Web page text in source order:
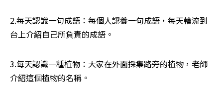
2.每天認識一句成語：每個人認養一句成語，每天輪流到
台上介紹自己所負責的成語。
3.每天認識一種植物：大家在外面採集路旁的植物，老師
介紹這個植物的名稱。